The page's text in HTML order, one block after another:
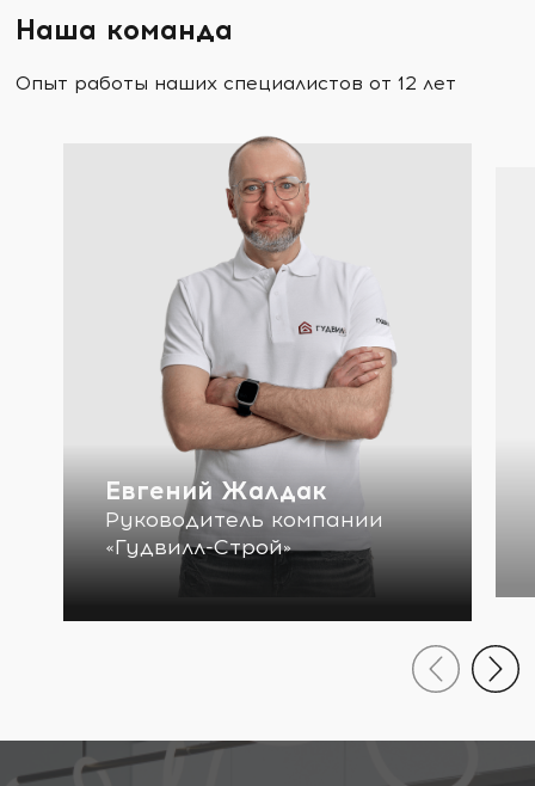
Наша команда
Опыт работы наших специалистов от 12 лет
Евгений Жалдак
Руководитель компании
«Гудвилл-Строй»